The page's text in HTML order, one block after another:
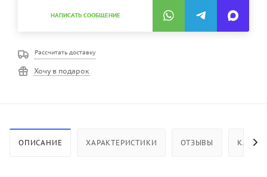
НАПИСАТЬ СООБЩЕНИЕ
Рассчитать доставку
Хочу в подарок
ОПИСАНИЕ ХАРАКТЕРИСТИКИ ОТЗЫВЫ КАК